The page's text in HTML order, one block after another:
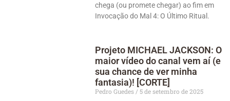
chega (ou promete chegar) ao fim em
Invocação do Mal 4: O Último Ritual.
Projeto MICHAEL JACKSON: O
maior vídeo do canal vem aí (e
sua chance de ver minha
fantasia)! [CORTE]
Pedro Guedes
5 de setembro de 2025